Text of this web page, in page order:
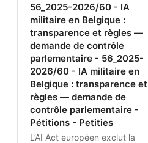
56_2025-2026/60 - IA
militaire en Belgique :
transparence et règles —
demande de contrôle
parlementaire - 56_2025-
2026/60 - IA militaire en
Belgique : transparence et
règles — demande de
contrôle parlementaire -
Pétitions - Petities
L’AI Act européen exclut la